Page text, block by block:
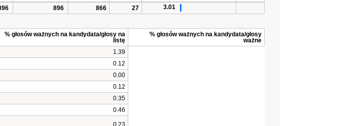
896 866 27 3.01
% głosów ważnych na kandydata/głosy na
listę
% głosów ważnych na kandydata/głosy
ważne
1.39
0.12
0.00
0.12
0.35
0.46
0.23